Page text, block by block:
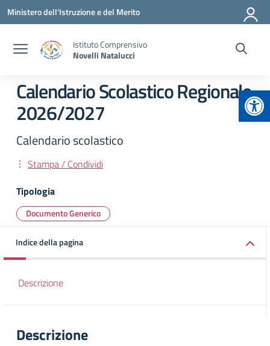
Vai ai contenuti
Vai al menu di navigazione
Vai al footer
Ministero dell'Istruzione e del Merito
Istituto Comprensivo
Novelli Natalucci
Calendario Scolastico Regionale
2026/2027
Calendario scolastico
Stampa / Condividi
Tipologia
Documento Generico
Indice della pagina
Descrizione
Descrizione